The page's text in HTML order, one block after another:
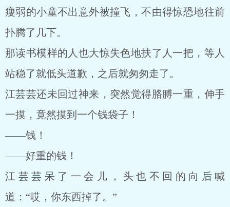
瘦弱的小童不出意外被撞飞，不由得惊恐地往前
扑腾了几下。
那读书模样的人也大惊失色地扶了人一把，等人
站稳了就低头道歉，之后就匆匆走了。
江芸芸还未回过神来，突然觉得胳膊一重，伸手
一摸，竟然摸到一个钱袋子！
——钱！
——好重的钱！
江芸芸呆了一会儿，头也不回的向后喊
道：“哎，你东西掉了。”